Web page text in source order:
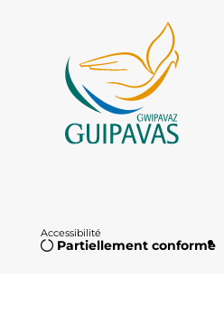
Accessibilité
Partiellement conforme